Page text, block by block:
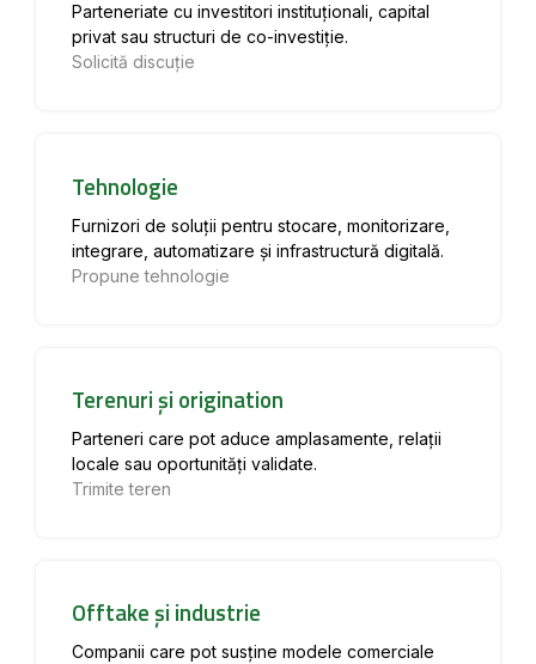
Parteneriate cu investitori instituționali, capital
privat sau structuri de co-investiție.
Solicită discuție
Tehnologie
Furnizori de soluții pentru stocare, monitorizare,
integrare, automatizare și infrastructură digitală.
Propune tehnologie
Terenuri și origination
Parteneri care pot aduce amplasamente, relații
locale sau oportunități validate.
Trimite teren
Offtake și industrie
Companii care pot susține modele comerciale